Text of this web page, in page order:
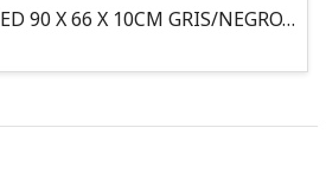
COJIN, OVAL DOC BED 90 X 66 X 10CM GRIS/NEGRO, 95°